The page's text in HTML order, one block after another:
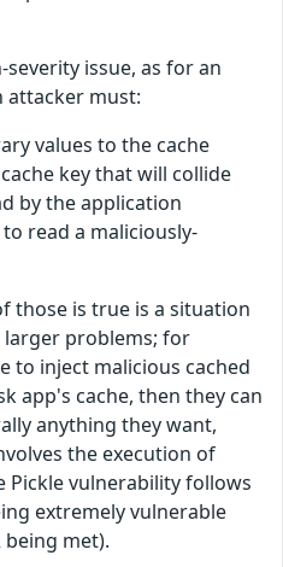
issue, as for an
attacker must:
values to the cache
key that will collide
by the application
read a maliciously-
those is true is a situation
problems; for
to inject malicious cached
app's cache, then they can
anything they want,
the execution of
Pickle vulnerability follows
extremely vulnerable
met).